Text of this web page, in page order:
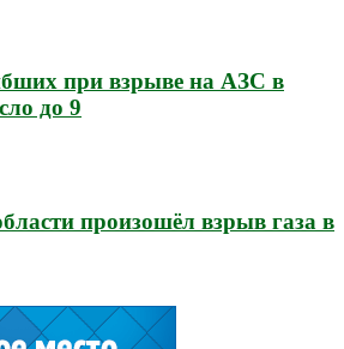
при взрыве на АЗС в
до 9
произошёл взрыв газа в